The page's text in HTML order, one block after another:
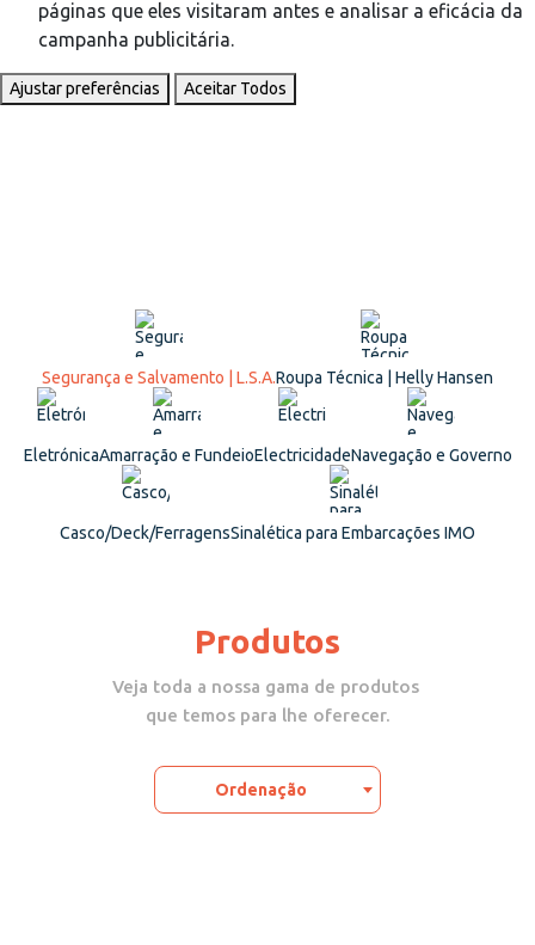
páginas que eles visitaram antes e analisar a eficácia da
campanha publicitária.
Ajustar preferências Aceitar Todos
Segurança e Salvamento | L.S.A.Roupa Técnica | Helly Hansen
EletrónicaAmarração e FundeioElectricidadeNavegação e Governo
Casco/Deck/FerragensSinalética para Embarcações IMO
Produtos
Veja toda a nossa gama de produtos
que temos para lhe oferecer.
Ordenação